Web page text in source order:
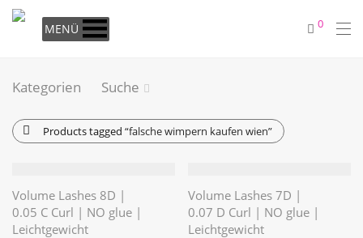
MENÜ 0
Kategorien Suche
Products tagged “falsche wimpern kaufen wien”
Volume Lashes 8D |
0.05 C Curl | NO glue |
Leichtgewicht
Volume Lashes 7D |
0.07 D Curl | NO glue |
Leichtgewicht